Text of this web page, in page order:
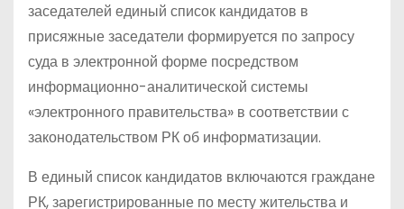
заседателей единый список кандидатов в
присяжные заседатели формируется по запросу
суда в электронной форме посредством
информационно-аналитической системы
«электронного правительства» в соответствии с
законодательством РК об информатизации.
В единый список кандидатов включаются граждане
РК, зарегистрированные по месту жительства и